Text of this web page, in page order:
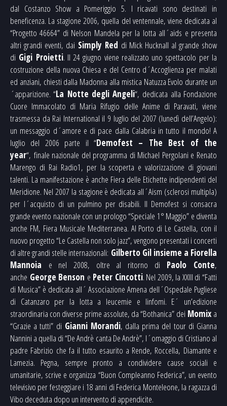
dal Costanzo Show a Pomeriggio 5. I ricavati sono destinati in
beneficenza. La stagione 2006, quella del ventennale, viene dedicata al
“Progetto 46664” di Nelson Mandela per la lotta all´aids e presenta
altri grandi eventi, dai Simply Red di Mick Hucknall al grande show
di Gigi Proietti. Il 24 giugno viene realizzato uno spettacolo per la
costruzione della nuova Chiesa e del Centro d´Accoglienza per malati
ed anziani, chiesti dalla Madonna alla mistica Natuzza Evolo durante un
´apparizione. “La Notte degli Angeli“, dedicata alla Fondazione
Cuore Immacolato di Maria Rifugio delle Anime di Paravati, viene
trasmessa da Rai International il 9 luglio del 2007 (lunedì dell’Angelo):
un messaggio d´amore e di pace dalla Calabria in tutto il mondo! A
luglio del 2006 parte il “Demofest – The Best of the
year“, finale nazionale del programma di Michael Pergolani e Renato
Marengo di Rai Radio1, per la scoperta e valorizzazione di giovani
talenti. La manifestazione è anche Fiera delle Etichette indipendenti del
Meridione. Nel 2007 la stagione è dedicata all´Aism (sclerosi multipla)
per l´acquisto di un pulmino per disabili. Il Demofest si consacra
grande evento nazionale con un prologo “Speciale 1° Maggio” e diventa
anche FM, Fiera Musicale Mediterranea. Al Porto di Le Castella, con il
nuovo progetto “Le Castella non solo jazz”, vengono presentati i concerti
di altre grandi stelle internazionali: Gilberto Gil insieme a Fiorella
Mannoia
e nel 2008, oltre al ritorno di Paolo Conte,
anche George Benson e Peter Cincotti. Nel 2009, la XXIII di “Fatti
di Musica” è dedicata all´ Associazione Amena dell´Ospedale Pugliese
di Catanzaro per la lotta a leucemie e linfomi. E´ un’edizione
straordinaria con diverse prime assolute, da “Bothanica” dei Momix a
“Grazie a tutti” di Gianni Morandi, dalla prima del tour di Gianna
Nannini a quella di “De Andrè canta De Andrè”, l´omaggio di Cristiano al
padre Fabrizio che fa il tutto esaurito a Rende, Roccella, Diamante e
Lamezia. Pegna, sempre pronto a condividere cause sociali e
umanitarie, scrive e organizza “Buon Compleanno Federica”, un evento
televisivo per festeggiare i 18 anni di Federica Monteleone, la ragazza di
Vibo deceduta dopo un intervento di appendicite.